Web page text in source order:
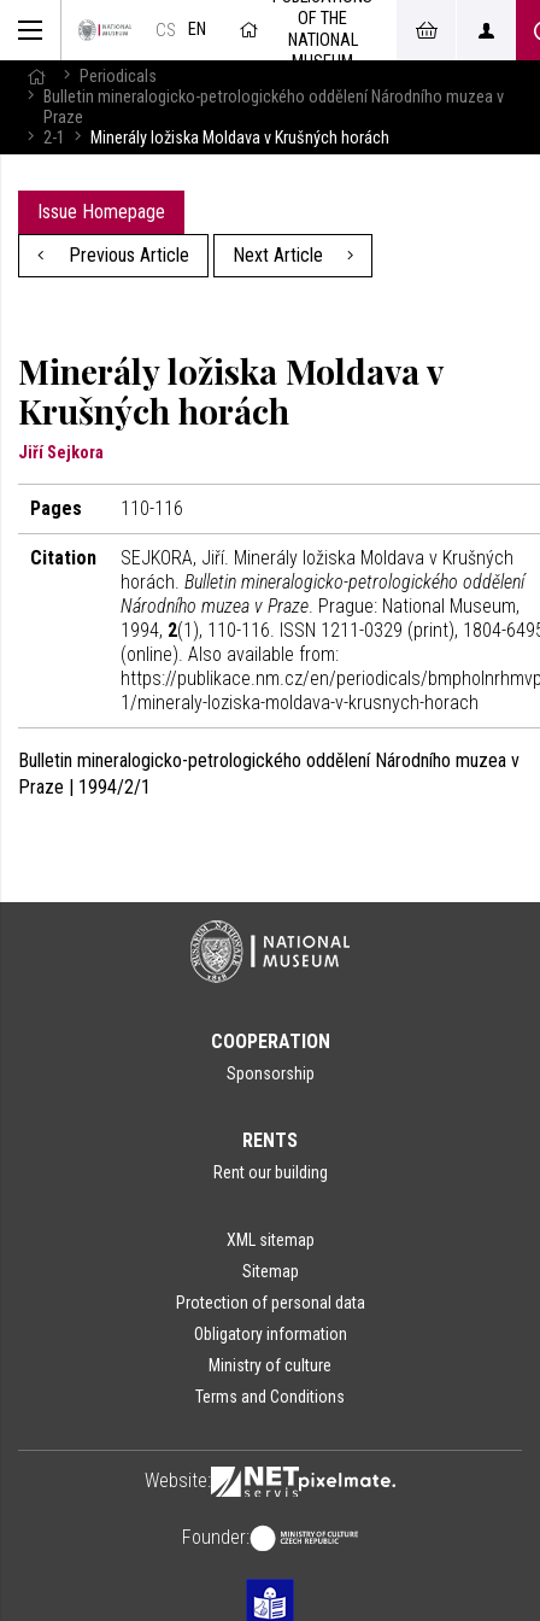
CS EN
OF THE
NATIONAL
MUSEUM
Periodicals
Bulletin mineralogicko-petrologického oddělení Národního muzea v
Praze
2-1
Minerály ložiska Moldava v Krušných horách
Issue Homepage
Previous Article
Next Article
Minerály ložiska Moldava v
Krušných horách
Jiří Sejkora
Pages 110-116
Citation
SEJKORA, Jiří. Minerály ložiska Moldava v Krušných
horách. Bulletin mineralogicko-petrologického oddělení
Národního muzea v Praze. Prague: National Museum,
1994, 2(1), 110-116. ISSN 1211-0329 (print), 1804-
(online). Also available from:
https://publikace.nm.cz/en/periodicals/
1/mineraly-loziska-moldava-v-krusnych-horach
Bulletin mineralogicko-petrologického oddělení Národního muzea v
Praze | 1994/2/1
COOPERATION
Sponsorship
RENTS
Rent our building
XML sitemap
Sitemap
Protection of personal data
Obligatory information
Ministry of culture
Terms and Conditions
Website:
Founder: